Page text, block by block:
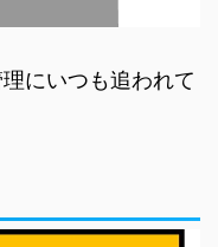
にいつも追われて